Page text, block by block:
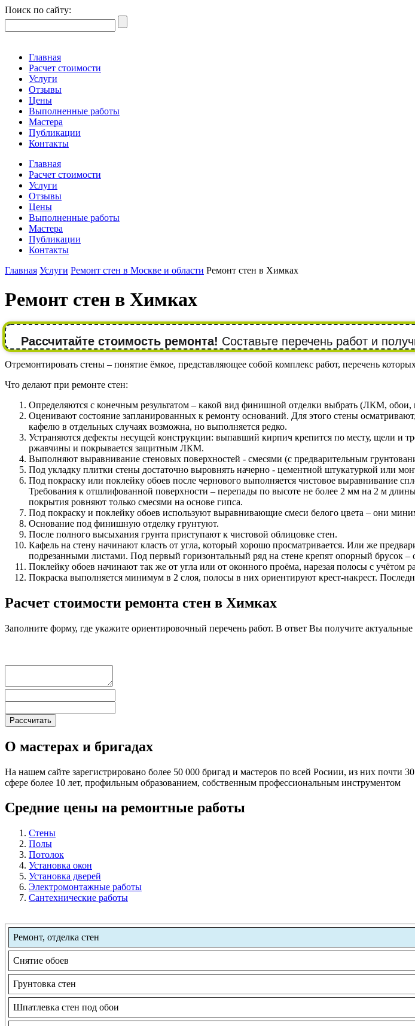
Поиск по сайту:
Главная
Расчет стоимости
Услуги
Отзывы
Цены
Выполненные работы
Мастера
Публикации
Контакты
Главная
Расчет стоимости
Услуги
Отзывы
Цены
Выполненные работы
Мастера
Публикации
Контакты
Главная Услуги Ремонт стен в Москве и области Ремонт стен в Химках
Ремонт стен в Химках
Рассчитайте стоимость ремонта! Составьте перечень работ и
Отремонтировать стены – понятие ёмкое, представляющее собой комплекс работ, перечень
Что делают при ремонте стен:
Определяются с конечным результатом – какой вид финишной отделки выбрать (ЛКМ, обои,
Оценивают состояние запланированных к ремонту оснований. Для этого стены
кафелю в отдельных случаях возможна, но выполняется редко.
Устраняются дефекты несущей конструкции: выпавший кирпич крепится по месту, щели и
ржавчины и покрывается защитным ЛКМ.
Выполняют выравнивание стеновых поверхностей - смесями (с предварительным
Под укладку плитки стены достаточно выровнять начерно - цементной штукатуркой или
Под покраску или поклейку обоев после чернового выполняется чистовое
Требования к отшлифованной поверхности – перепады по высоте не более 2 мм на 2 м
покрытия ровняют только смесями на основе гипса.
Под покраску и поклейку обоев используют выравнивающие смеси белого цвета – они
Основание под финишную отделку грунтуют.
После полного высыхания грунта приступают к чистовой облицовке стен.
Кафель на стену начинают класть от угла, который хорошо просматривается. Или же
подрезанными листами. Под первый горизонтальный ряд на стене крепят опорный брусок –
Поклейку обоев начинают так же от угла или от оконного проёма, нарезая полосы с учётом
Покраска выполняется минимум в 2 слоя, полосы в них ориентируют крест-накрест.
Расчет стоимости ремонта стен в Химках
Заполните форму, где укажите ориентировочный перечень работ. В ответ Вы получите
О мастерах и бригадах
На нашем сайте зарегистрировано более 50 000 бригад и мастеров по всей Росиии, из них
сфере более 10 лет, профильным образованием, собственным профессиональным инструментом
Средние цены на ремонтные работы
Стены
Полы
Потолок
Установка окон
Установка дверей
Электромонтажные работы
Сантехнические работы
Ремонт, отделка стен
Снятие обоев
Грунтовка стен
Шпатлевка стен под обои